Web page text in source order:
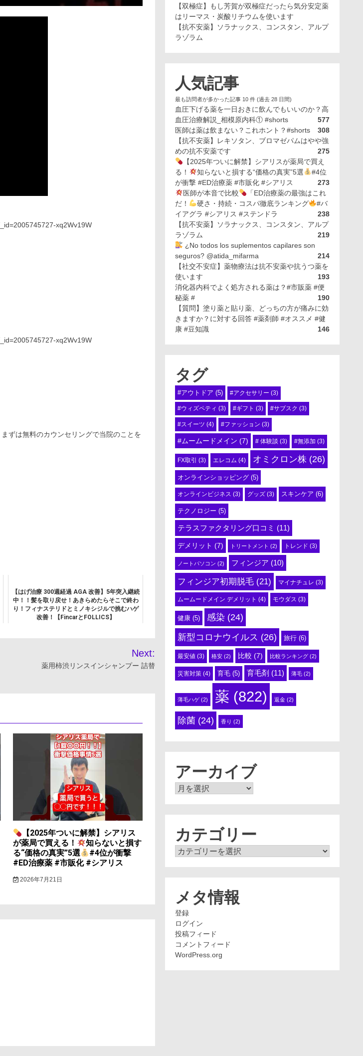
xq2Wv19W
xq2Wv19W
ずは無料のカウンセリングで当院のことを
【はげ治療 300週経過 AGA 改善】5年突入継続
中！！髪を取り戻せ！あきらめたらそこで終わ
り！フィナステリドとミノキシジルで挑むハゲ
改善！【FincarとFOLLICS】
Next:
薬用柿渋リンスインシャンプー 詰替
【2025年ついに解禁】シアリス
が薬局で買える！
知らないと損す
る“価格の真実”5選
#4位が衝撃
#ED治療薬 #市販化 #シアリス
2026年7月21日
【双極症】もし芳賀が双極症だったら気分安定薬
はリーマス・炭酸リチウムを使います
【抗不安薬】ソラナックス、コンスタン、アルプ
ラゾラム
人気記事
最も訪問者が多かった記事 10 件 (過去 28 日間)
血圧下げる薬を一日おきに飲んでもいいのか？高
血圧治療解説_相模原内科① #shorts
577
医師は薬は飲まない？これホント？#shorts
308
【抗不安薬】レキソタン、ブロマゼパムはやや強
めの抗不安薬です
275
【2025年ついに解禁】シアリスが薬局で買え
る！
知らないと損する“価格の真実”5選
#4位
が衝撃 #ED治療薬 #市販化 #シアリス
273
医師が本音で比較
「ED治療薬の最強はこれ
だ！
硬さ・持続・コスパ徹底ランキング
#バ
イアグラ #シアリス #ステンドラ
238
【抗不安薬】ソラナックス、コンスタン、アルプ
ラゾラム
219
¿No todos los suplementos capilares son
seguros? @atida_mifarma
214
【社交不安症】薬物療法は抗不安薬や抗うつ薬を
使います
193
消化器内科でよく処方される薬は？#市販薬 #便
秘薬 #
190
【質問】塗り薬と貼り薬、どっちの方が痛みに効
きますか？に対する回答 #薬剤師 #オススメ #健
康 #豆知識
146
タグ
#アウトドア (5) #アクセサリー (3)
#ウィズペティ (3) #ギフト (3) #サブスク (3)
#スイーツ (4) #ファッション (3)
#ムームードメイン (7) # 体験談 (3) #無添加 (3)
FX取引 (3) エレコム (4) オミクロン株 (26)
オンラインショッピング (5)
オンラインビジネス (3) グッズ (3) スキンケア (6)
テクノロジー (5)
テラスファクタリング口コミ (11)
デメリット (7) トリートメント (2) トレンド (3)
ノートパソコン (2) フィンジア (10)
フィンジア初期脱毛 (21) マイナチュレ (3)
ムームードメイン デメリット (4) モウダス (3)
健康 (5) 感染 (24)
新型コロナウイルス (26) 旅行 (6)
最安値 (3) 格安 (2) 比較 (7) 比較ランキング (2)
災害対策 (4) 育毛 (5) 育毛剤 (11) 薄毛 (2)
薄毛ハゲ(2) 薬 (822) 返金 (2)
除菌 (24) 香り (2)
アーカイブ
ア
カテゴリー
カ
メタ情報
登録
ログイン
投稿フィード
コメントフィード
WordPress.org